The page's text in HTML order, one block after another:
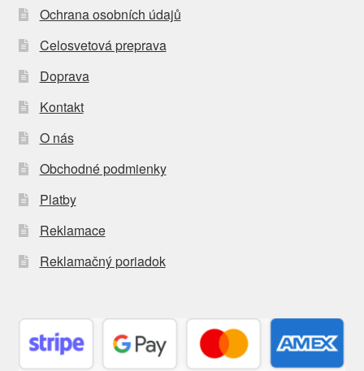
Ochrana osobních údajů
Celosvetová preprava
Doprava
Kontakt
O nás
Obchodné podmienky
Platby
Reklamace
Reklamačný poriadok